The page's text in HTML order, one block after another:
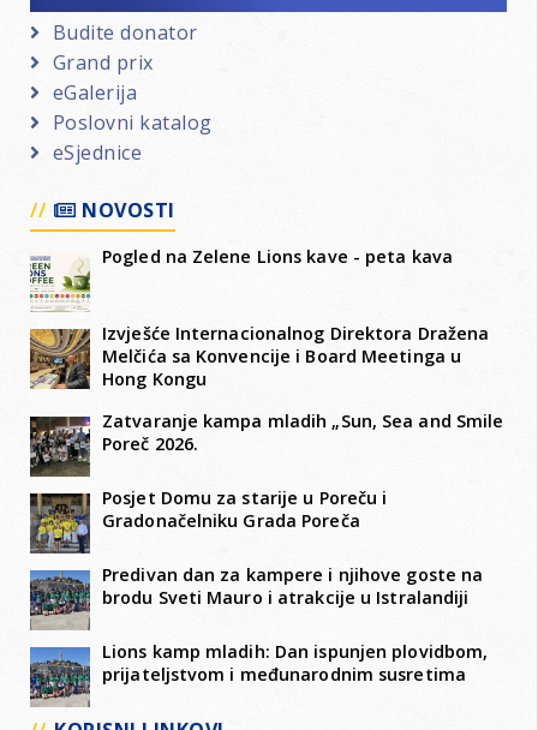
Budite donator
Grand prix
eGalerija
Poslovni katalog
eSjednice
NOVOSTI
Pogled na Zelene Lions kave - peta kava
Izvješće Internacionalnog Direktora Dražena
Melčića sa Konvencije i Board Meetinga u
Hong Kongu
Zatvaranje kampa mladih „Sun, Sea and Smile
Poreč 2026.
Posjet Domu za starije u Poreču i
Gradonačelniku Grada Poreča
Predivan dan za kampere i njihove goste na
brodu Sveti Mauro i atrakcije u Istralandiji
Lions kamp mladih: Dan ispunjen plovidbom,
prijateljstvom i međunarodnim susretima